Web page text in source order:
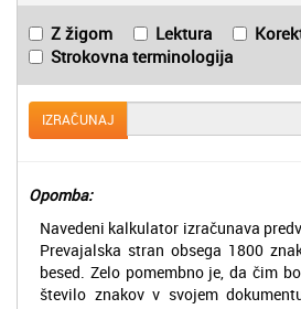
Z žigom Lektura
Strokovna terminologija
IZRAČUNAJ
Opomba:
Navedeni kalkulator izračunava
Prevajalska stran obsega 1800
besed. Zelo pomembno je, da čim
število znakov v svojem